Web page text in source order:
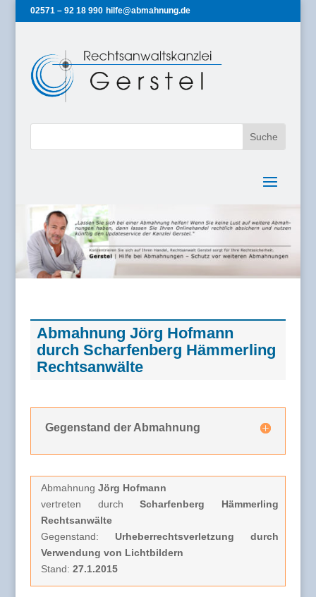
02571 – 92 18 990 hilfe@abmahnung.de
Abmahnung Jörg Hofmann
durch Scharfenberg Hämmerling
Rechtsanwälte
Gegenstand der Abmahnung
Abmahnung Jörg Hofmann
vertreten durchScharfenberg Hämmerling
Rechtsanwälte
Gegenstand: Urheberrechtsverletzung durch
Verwendung von Lichtbildern
Stand: 27.1.2015